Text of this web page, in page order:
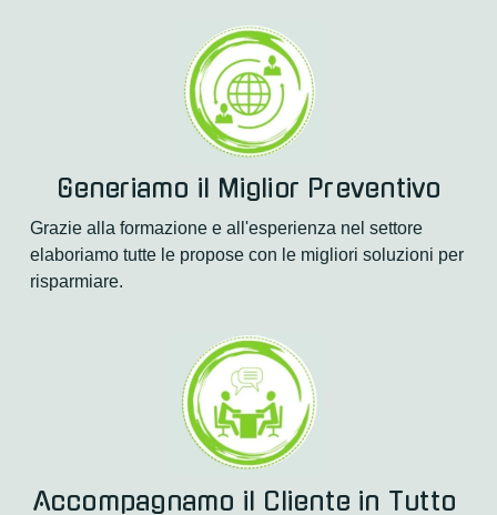
Generiamo il Miglior Preventivo
Grazie alla formazione e all'esperienza nel settore
elaboriamo tutte le propose con le migliori soluzioni per
risparmiare.
Accompagnamo il Cliente in Tutto